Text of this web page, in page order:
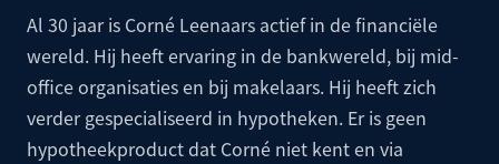
Al 30 jaar is Corné Leenaars actief in de financiële
wereld. Hij heeft ervaring in de bankwereld, bij mid-
office organisaties en bij makelaars. Hij heeft zich
verder gespecialiseerd in hypotheken. Er is geen
hypotheekproduct dat Corné niet kent en via